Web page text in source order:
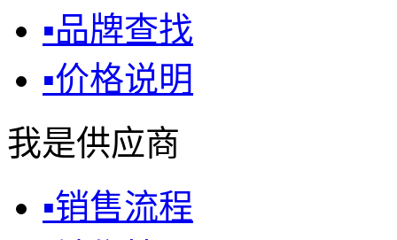
▪品牌查找
▪价格说明
我是供应商
▪销售流程